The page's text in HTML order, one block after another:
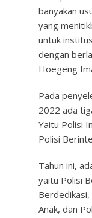
banyakan
yang
untuk
dengan
Hoegeng
Pada
2022 ada
Yaitu Polisi
Polisi
Tahun ini,
yaitu Polisi
Anak, dan